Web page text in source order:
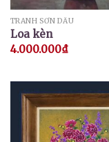
TRANH SƠN DẦU
Loa kèn
4.000.000₫